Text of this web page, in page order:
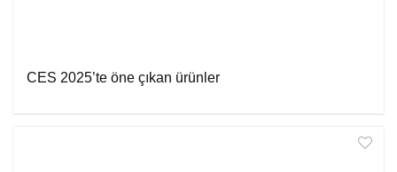
CES 2025’te öne çıkan ürünler